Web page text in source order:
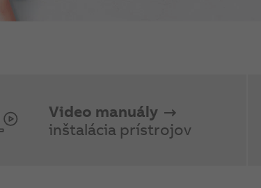
Video manuály
inštalácia prístrojov